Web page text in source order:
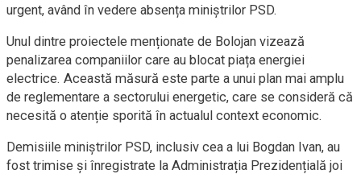
urgent, având în vedere absența miniștrilor PSD.
Unul dintre proiectele menționate de Bolojan vizează
penalizarea companiilor care au blocat piața energiei
electrice. Această măsură este parte a unui plan mai amplu
de reglementare a sectorului energetic, care se consideră că
necesită o atenție sporită în actualul context economic.
Demisiile miniștrilor PSD, inclusiv cea a lui Bogdan Ivan, au
fost trimise și înregistrate la Administrația Prezidențială joi